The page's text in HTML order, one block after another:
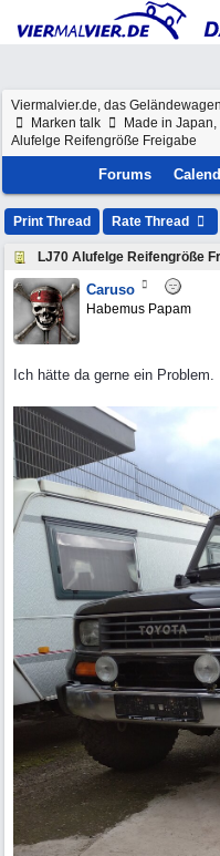
Viermalvier.de, das
Marken talk
Made in
Alufelge Reifengröße Freigabe
Forums
Print Thread Rate Thread
LJ70 Alufelge Reifengröße
Caruso
Habemus Papam
Ich hätte da gerne ein Problem.